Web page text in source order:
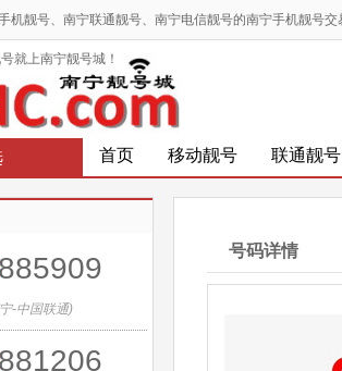
机靓号、南宁联通靓号、南宁电信靓号的南宁手机靓号
就上南宁靓号城！
首页 移动靓号 联通靓号
885909
-中国联通)
881206
号码详情